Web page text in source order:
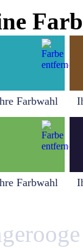
Farbwahl
Farbwahl